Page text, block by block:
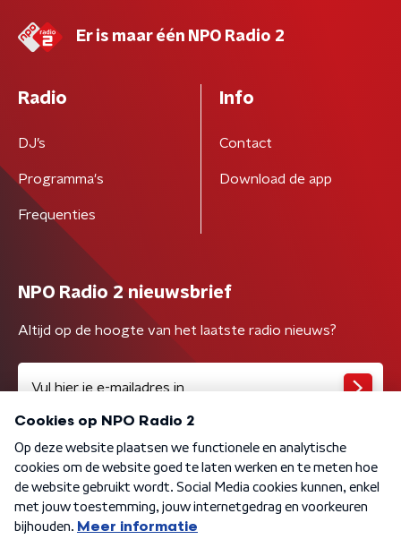
Er is maar één NPO Radio 2
Radio
DJ’s
Programma's
Frequenties
Info
Contact
Download de app
NPO Radio 2 nieuwsbrief
Altijd op de hoogte van het laatste radio nieuws?
Algemene voorwaarden